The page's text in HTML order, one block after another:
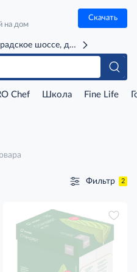
на дом
Скачать
шоссе, д. 71Г (м. Речной
Chef Школа Fine Life
Фильтр 2